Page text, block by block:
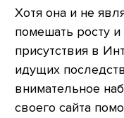
Хотя она и не
помешать росту
присутствия в
идущих
внимательное
своего сайта